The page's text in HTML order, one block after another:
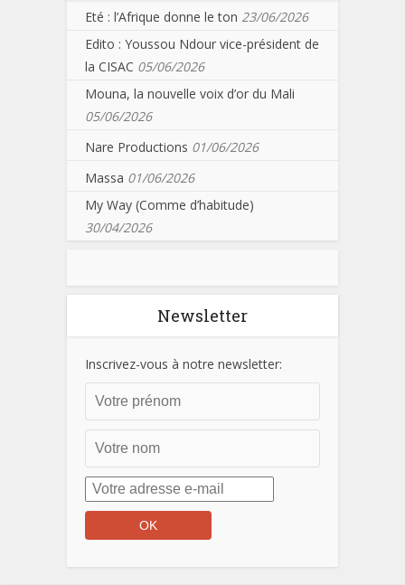
Eté : l’Afrique donne le ton 23/06/2026
Edito : Youssou Ndour vice-président de
la CISAC 05/06/2026
Mouna, la nouvelle voix d’or du Mali
05/06/2026
Nare Productions 01/06/2026
Massa 01/06/2026
My Way (Comme d’habitude)
30/04/2026
Newsletter
Inscrivez-vous à notre newsletter: